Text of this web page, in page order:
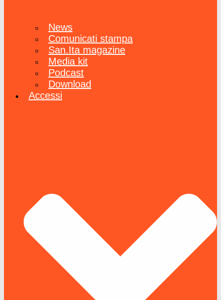
News
Comunicati stampa
San.Ita magazine
Media kit
Podcast
Download
Accessi